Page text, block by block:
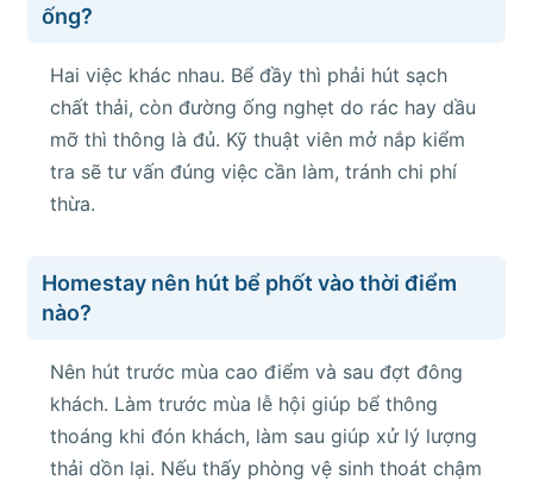
ống?
Hai việc khác nhau. Bể đầy thì phải hút sạch
chất thải, còn đường ống nghẹt do rác hay dầu
mỡ thì thông là đủ. Kỹ thuật viên mở nắp kiểm
tra sẽ tư vấn đúng việc cần làm, tránh chi phí
thừa.
Homestay nên hút bể phốt vào thời điểm
nào?
Nên hút trước mùa cao điểm và sau đợt đông
khách. Làm trước mùa lễ hội giúp bể thông
thoáng khi đón khách, làm sau giúp xử lý lượng
thải dồn lại. Nếu thấy phòng vệ sinh thoát chậm